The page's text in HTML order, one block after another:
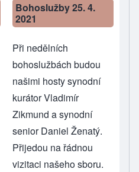
Bohoslužby 25. 4.
2021
Při nedělních
bohoslužbách budou
našimi hosty synodní
kurátor Vladimír
Zikmund a synodní
senior Daniel Ženatý.
Přijedou na řádnou
vizitaci našeho sboru.